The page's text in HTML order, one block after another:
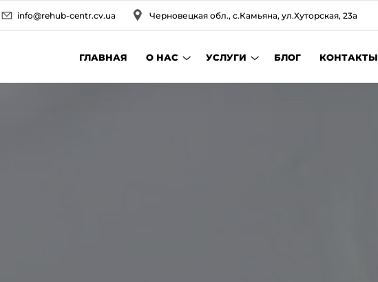
info@rehub-centr.cv.ua Черновецкая обл., с.Камьяна, ул.Хуторская, 23а
ГЛАВНАЯ О НАС УСЛУГИ БЛОГ КОНТАКТЫ